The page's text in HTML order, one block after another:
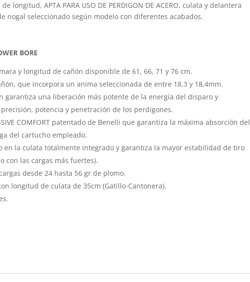
longitud, APTA PARA USO DE PERDIGON DE ACERO, culata y delantera
nogal seleccionado según modelo con diferentes acabados.
BORE
y longitud de cañón disponible de 61, 66, 71 y 76 cm.
que incorpora un anima seleccionada de entre 18,3 y 18,4mm.
garantiza una liberación más potente de la energía del disparo y
potencia y penetración de los perdigones.
COMFORT patentado de Benelli que garantiza la máxima absorción del
del cartucho empleado.
en la culata totalmente integrado y garantiza la mayor estabilidad de tiro
con las cargas más fuertes).
desde 24 hasta 56 gr de plomo.
longitud de culata de 35cm (Gatillo-Cantonera).